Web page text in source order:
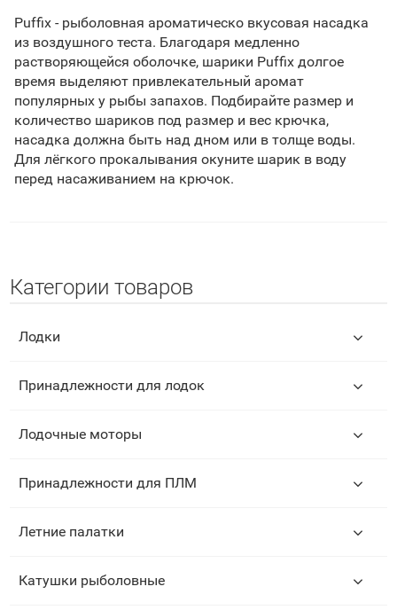
Puffix - рыболовная ароматическо вкусовая насадка
из воздушного теста. Благодаря медленно
растворяющейся оболочке, шарики Puffix долгое
время выделяют привлекательный аромат
популярных у рыбы запахов. Подбирайте размер и
количество шариков под размер и вес крючка,
насадка должна быть над дном или в толще воды.
Для лёгкого прокалывания окуните шарик в воду
перед насаживанием на крючок.
Категории товаров
Лодки
Принадлежности для лодок
Лодочные моторы
Принадлежности для ПЛМ
Летние палатки
Катушки рыболовные